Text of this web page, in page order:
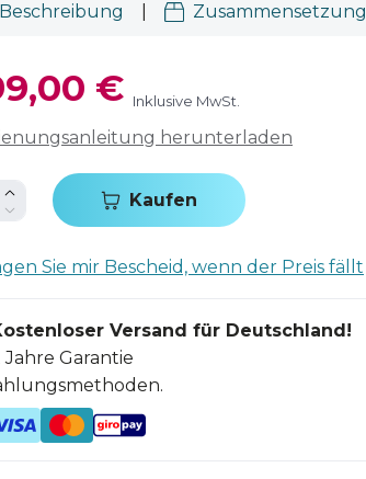
Beschreibung Zusammensetzung
€ Inklusive MwSt.
herunterladen
Kaufen
Sie mir Bescheid, wenn der Preis fällt
Versand für Deutschland!
Jahre Garantie